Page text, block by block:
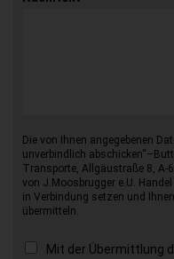
Die von Ihnen angegebenen
unverbindlich
Transporte, Allgäustraße 8, A-
von J.Moosbrugger e.U.
in Verbindung setzen und
übermitteln.
Mit der Übermittlung